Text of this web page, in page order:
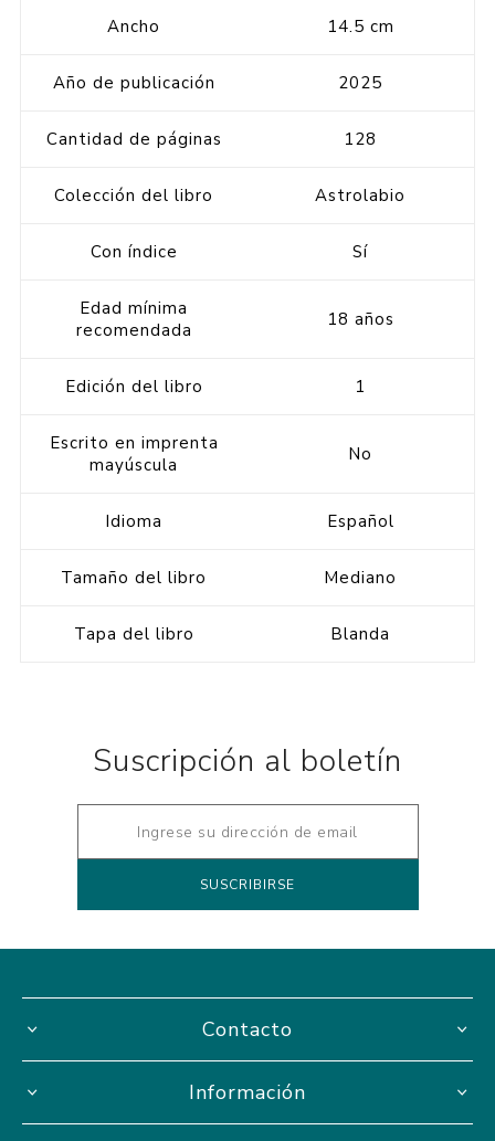
Ancho 14.5 cm
Año de publicación 2025
Cantidad de páginas 128
Colección del libro Astrolabio
Con índice Sí
Edad mínima
recomendada
18 años
Edición del libro 1
Escrito en imprenta
mayúscula
No
Idioma Español
Tamaño del libro Mediano
Tapa del libro Blanda
Suscripción al boletín
Contacto
Información